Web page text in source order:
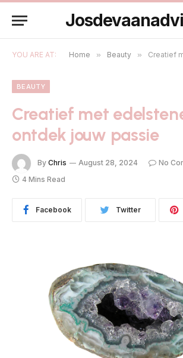
YOU ARE AT: Home » Beauty » Creatief met
BEAUTY
Creatief met
ontdek jouw passie
By Chris August 28, 2024
No
4 Mins Read
Facebook Twitter